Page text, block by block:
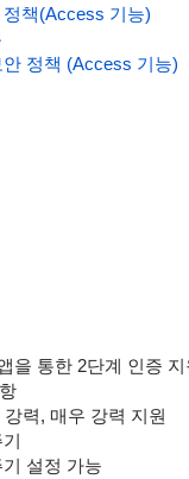
책(Access 기능)
안 정책 (Access 기능)
을 통한 2단계 인증 지
력, 매우 강력 지원
설정 가능